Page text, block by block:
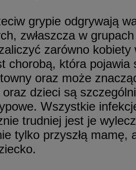
grypie odgrywają
zwłaszcza w
zarówno kobiety
chorobą, która pojawia
oraz może
dzieci są
Wszystkie
trudniej jest je
tylko przyszłą mamę,